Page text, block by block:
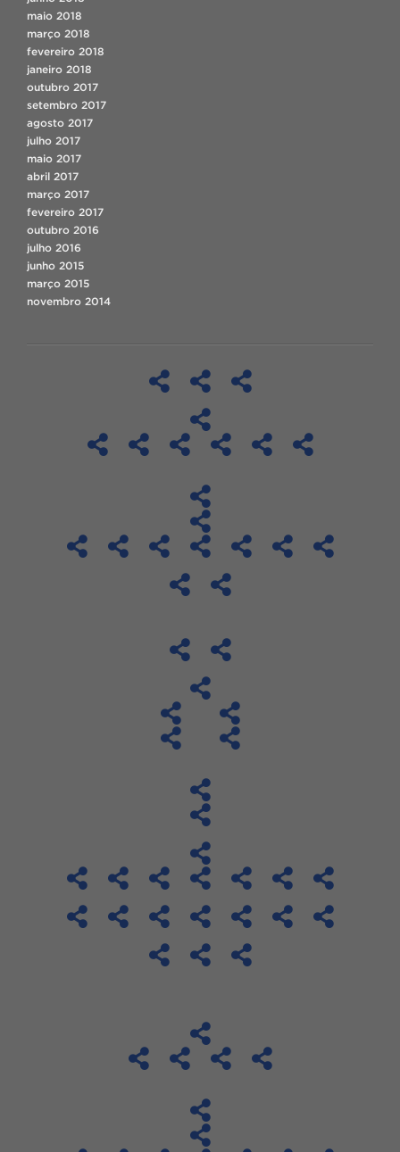
maio 2018
março 2018
fevereiro 2018
janeiro 2018
outubro 2017
setembro 2017
agosto 2017
julho 2017
maio 2017
abril 2017
março 2017
fevereiro 2017
outubro 2016
julho 2016
junho 2015
março 2015
novembro 2014